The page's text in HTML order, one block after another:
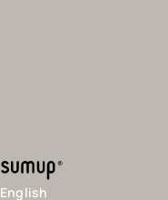
English